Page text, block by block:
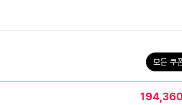
모든 쿠